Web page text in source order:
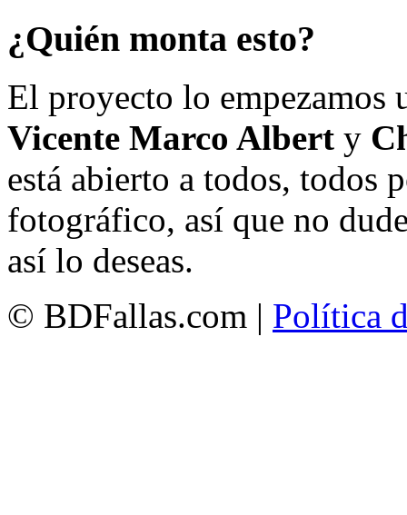
¿Quién monta esto?
El proyecto lo empezamos
Vicente Marco Albert y
está abierto a todos, todos
fotográfico, así que no
así lo deseas.
© BDFallas.com | Política